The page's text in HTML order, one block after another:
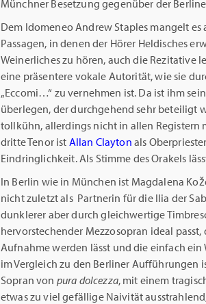
Münchner Besetzung gegenüber der
Dem Idomeneo Andrew Staples mangelt
Passagen, in denen der Hörer Heldisches
Weinerliches zu hören, auch die Rezitative
eine präsentere vokale Autorität, wie sie
„Eccomi…“ zu vernehmen ist. Da ist ihm
überlegen, der durchgehend sehr beteiligt
tollkühn, allerdings nicht in allen
dritte Tenor ist Allan Clayton als
Eindringlichkeit. Als Stimme des Orakels
In Berlin wie in München ist Magdalena
nicht zuletzt als Partnerin für die Ilia der
dunklerer aber durch gleichwertige
hervorstechender Mezzosopran ideal
Aufnahme werden lässt und die einfach
im Vergleich zu den Berliner Aufführungen
Sopran von pura dolcezza, mit einem
etwas zu viel gefällige Naivität